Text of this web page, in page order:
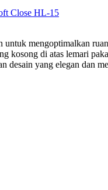
Close HL-15
mengoptimalkan
kosong di atas lemari
desain yang elegan dan